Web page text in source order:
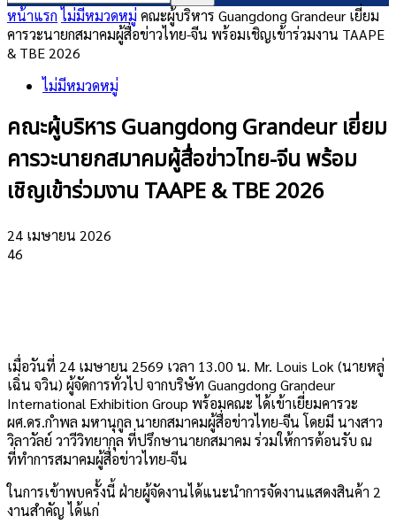
หน้าแรก ไม่มีหมวดหมู่ คณะผู้บริหาร Guangdong Grandeur เยี่ยม
คารวะนายกสมาคมผู้สื่อข่าวไทย-จีน พร้อมเชิญเข้าร่วมงาน TAAPE
& TBE 2026
ไม่มีหมวดหมู่
คณะผู้บริหาร Guangdong Grandeur เยี่ยม
คารวะนายกสมาคมผู้สื่อข่าวไทย-จีน พร้อม
เชิญเข้าร่วมงาน TAAPE & TBE 2026
24 เมษายน 2026
46
เมื่อวันที่ 24 เมษายน 2569 เวลา 13.00 น. Mr. Louis Lok (นายหลู่
เฉิ่น จวิน) ผู้จัดการทั่วไป จากบริษัท Guangdong Grandeur
International Exhibition Group พร้อมคณะ ได้เข้าเยี่ยมคารวะ
ผศ.ดร.กำพล มหานุกูล นายกสมาคมผู้สื่อข่าวไทย-จีน โดยมี นางสาว
วิลาวัลย์ วาวีวิทยากุล ที่ปรึกษานายกสมาคม ร่วมให้การต้อนรับ ณ
ที่ทำการสมาคมผู้สื่อข่าวไทย-จีน
ในการเข้าพบครั้งนี้ ฝ่ายผู้จัดงานได้แนะนำการจัดงานแสดงสินค้า 2
งานสำคัญ ได้แก่